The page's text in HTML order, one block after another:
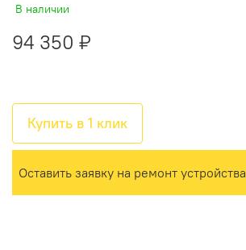
В наличии
94 350 ₽
Купить в 1 клик
Оставить заявку на ремонт устройства